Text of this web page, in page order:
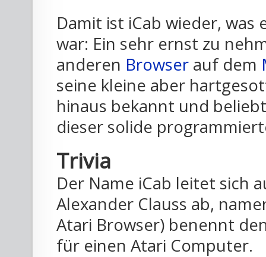
Damit ist iCab wieder, was
war: Ein sehr ernst zu
anderen Browser auf dem
seine kleine aber
hinaus bekannt und
dieser solide
Trivia
Der Name iCab leitet sich
Alexander Clauss ab,
Atari Browser) benennt
für einen Atari Computer.